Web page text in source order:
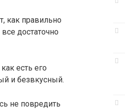
как правильно
достаточно
есть его
и безвкусный.
не повредить